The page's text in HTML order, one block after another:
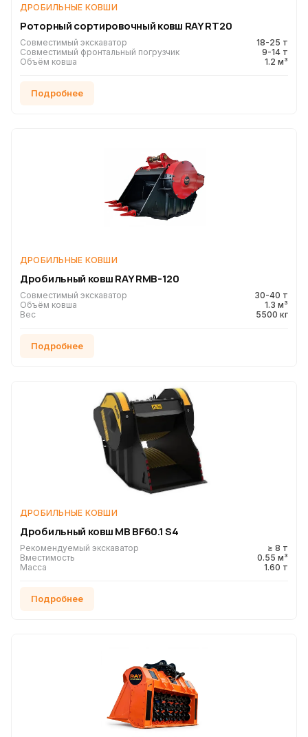
ДРОБИЛЬНЫЕ КОВШИ
Роторный сортировочный ковш RAY RT20
Совместимый экскаватор
18-25 т
Совместимый фронтальный погрузчик
9-14 т
Объём ковша
1.2 м³
Подробнее
ДРОБИЛЬНЫЕ КОВШИ
Дробильный ковш RAY RMB-120
Совместимый экскаватор
30-40 т
Объём ковша
1.3 м³
Вес
5500 кг
Подробнее
ДРОБИЛЬНЫЕ КОВШИ
Дробильный ковш MB BF60.1 S4
Рекомендуемый экскаватор
≥ 8 т
Вместимость
0.55 м³
Масса
1.60 т
Подробнее